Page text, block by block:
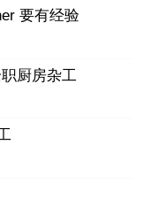
要有经验
厨房杂工